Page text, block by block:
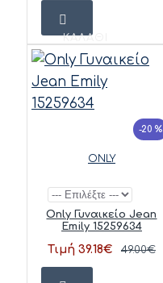
ΚΑΛΆΘΙ
-20 %
ONLY
Only Γυναικείο Jean
Emily 15259634
Τιμή 39.18€ 49.00€